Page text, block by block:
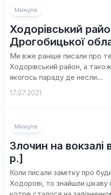
Минуле
Ходорівський
Дрогобицької
Ми вже раніше писали про
Ходорівський район, а
якогось параду де несли...
17.07.2021
Минуле
Злочин на вокзалі
р.]
Коли писали замітку про
Ходорові, то знайшли